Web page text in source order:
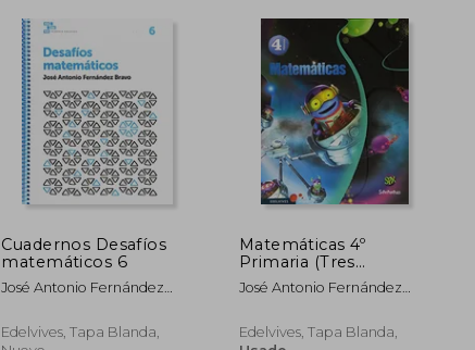
Cuadernos Desafíos
matemáticos 6
José Antonio Fernández
Edelvives, Tapa Blanda,
Matemáticas 4º
Primaria (Tres
Trimestres)
(Superpixépolis)
José Antonio Fernández
Edelvives, Tapa Blanda,